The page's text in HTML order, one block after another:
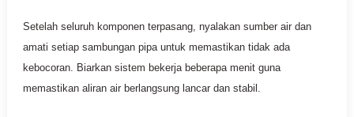
Setelah seluruh komponen terpasang, nyalakan sumber air dan
amati setiap sambungan pipa untuk memastikan tidak ada
kebocoran. Biarkan sistem bekerja beberapa menit guna
memastikan aliran air berlangsung lancar dan stabil.